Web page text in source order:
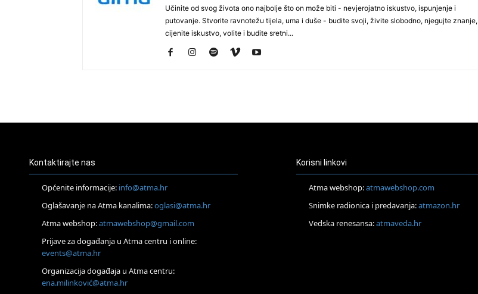
Učinite od svog života ono najbolje što on može biti - nevjerojatno iskustvo, ispunjenje i
putovanje. Stvorite ravnotežu tijela, uma i duše - budite svoji, živite slobodno, njegujte znanje,
cijenite iskustvo, volite i budite sretni...
Kontaktirajte nas
Općenite informacije: info@atma.hr
Oglašavanje na Atma kanalima:oglasi@atma.hr
Atma webshop:atmawebshop@gmail.com
Prijave za događanja u Atma centru i online:
events@atma.hr
Organizacija događaja u Atma centru:
ena.milinković@atma.hr
Korisni linkovi
Atma webshop:atmawebshop.com
Snimke radionica i predavanja:atmazon.hr
Vedska renesansa:atmaveda.hr